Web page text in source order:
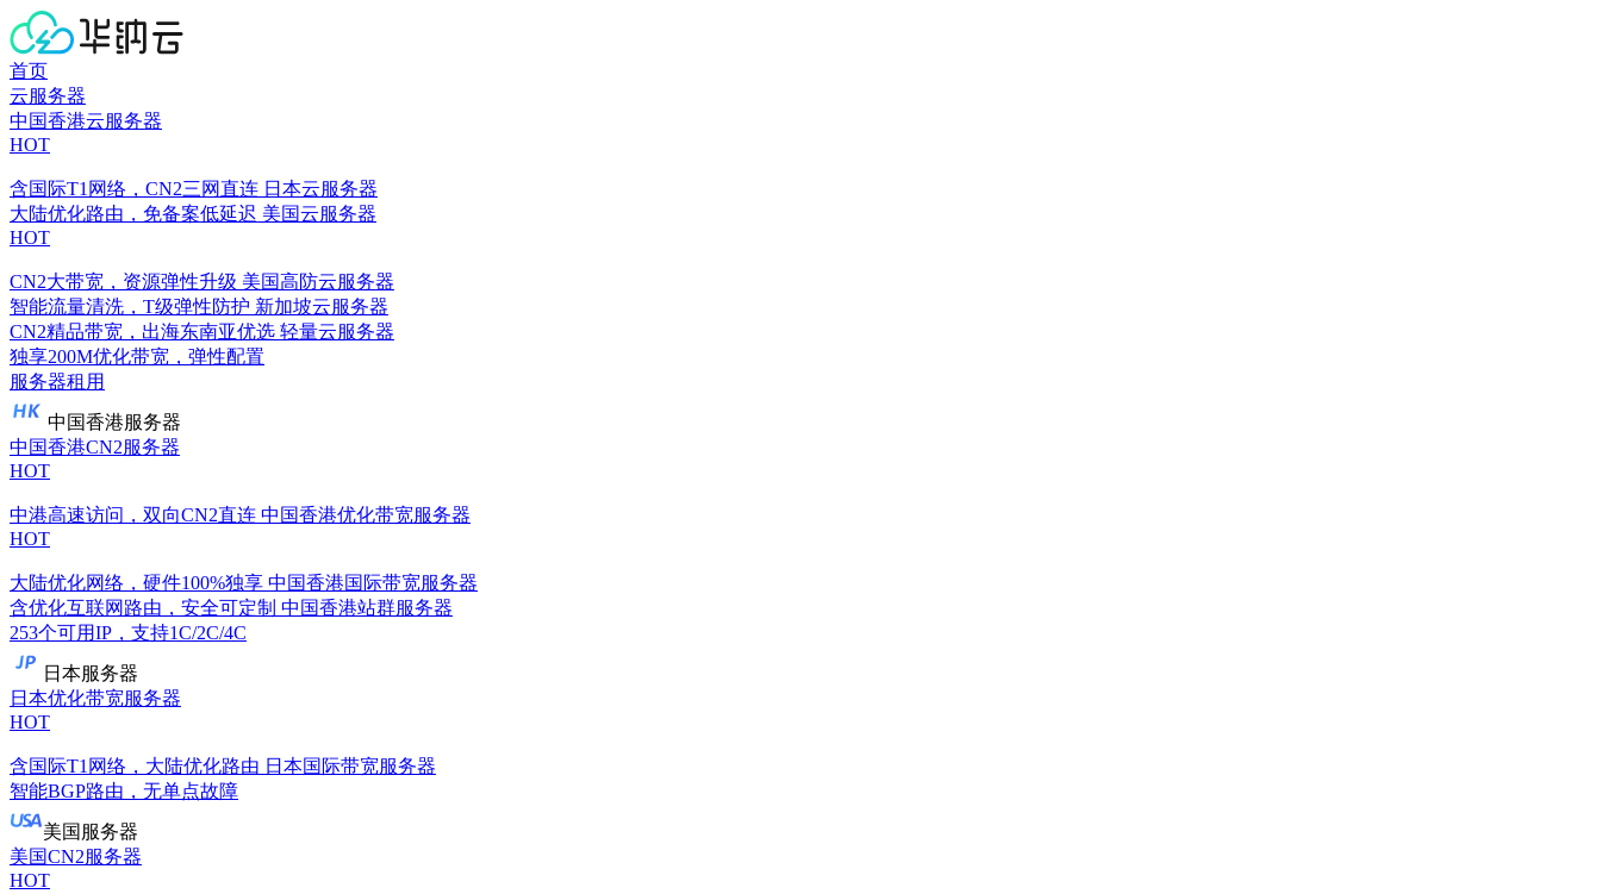
首页
云服务器
中国香港云服务器
HOT
含国际T1网络，CN2三网直连 日本云服务器
大陆优化路由，免备案低延迟 美国云服务器
HOT
CN2大带宽，资源弹性升级 美国高防云服务器
智能流量清洗，T级弹性防护 新加坡云服务器
CN2精品带宽，出海东南亚优选 轻量云服务器
独享200M优化带宽，弹性配置
服务器租用
中国香港服务器
中国香港CN2服务器
HOT
中港高速访问，双向CN2直连 中国香港优化带宽服务器
HOT
大陆优化网络，硬件100%独享 中国香港国际带宽服务器
含优化互联网路由，安全可定制 中国香港站群服务器
253个可用IP，支持1C/2C/4C
日本服务器
日本优化带宽服务器
HOT
含国际T1网络，大陆优化路由 日本国际带宽服务器
智能BGP路由，无单点故障
美国服务器
美国CN2服务器
HOT